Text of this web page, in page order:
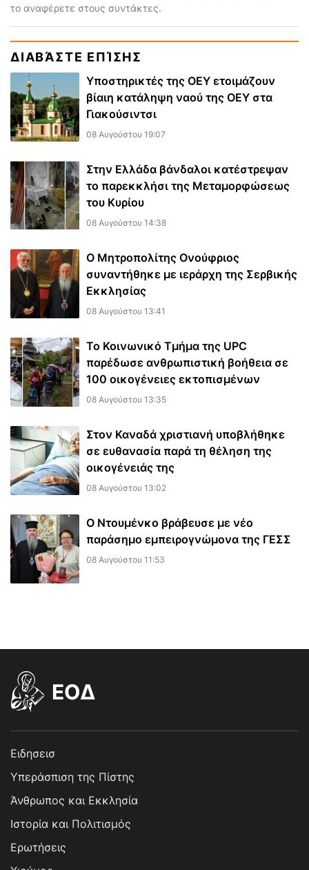
το αναφέρετε στους συντάκτες.
ΔΙΑΒΆΣΤΕ ΕΠΊΣΗΣ
Υποστηρικτές της ΟΕΥ ετοιμάζουν
βίαιη κατάληψη ναού της ΟΕΥ στα
Γιακούσιντσι
08 Αυγούστου 19:07
Στην Ελλάδα βάνδαλοι κατέστρεψαν
το παρεκκλήσι της Μεταμορφώσεως
του Κυρίου
08 Αυγούστου 14:38
Ο Μητροπολίτης Ονούφριος
συναντήθηκε με ιεράρχη της Σερβικής
Εκκλησίας
08 Αυγούστου 13:41
Το Κοινωνικό Τμήμα της UPC
παρέδωσε ανθρωπιστική βοήθεια σε
100 οικογένειες εκτοπισμένων
08 Αυγούστου 13:35
Στον Καναδά χριστιανή υποβλήθηκε
σε ευθανασία παρά τη θέληση της
οικογένειάς της
08 Αυγούστου 13:02
Ο Ντουμένκο βράβευσε με νέο
παράσημο εμπειρογνώμονα της ΓΕΣΣ
08 Αυγούστου 11:53
EOΔ
Ειδησεισ
Υπεράσπιση της Πίστης
Άνθρωπος και Εκκλησία
Ιστορία και Πολιτισμός
Ερωτήσεις